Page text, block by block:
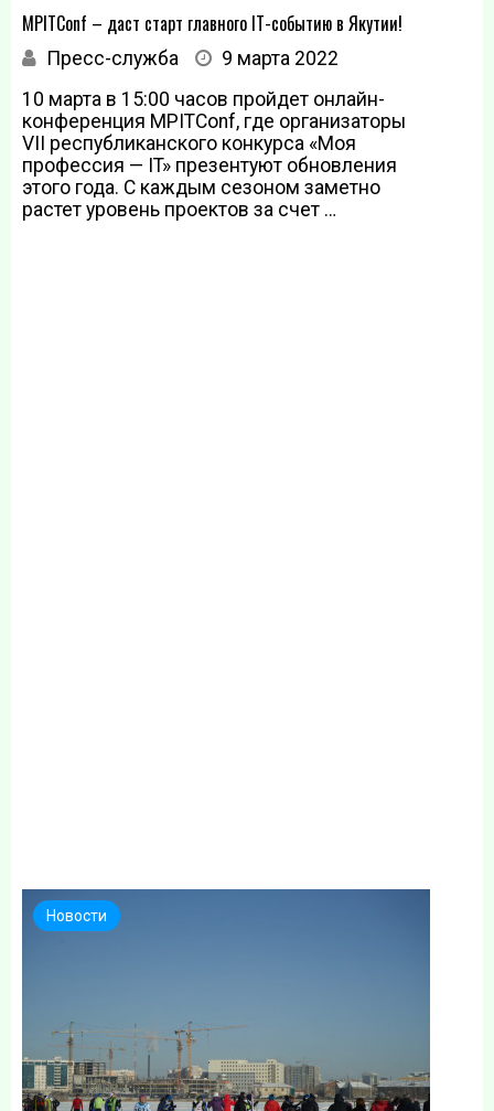
MPITConf – даст старт главного IT-событию в Якутии!
Пресс-служба
9 марта 2022
10 марта в 15:00 часов пройдет онлайн-
конференция MPITConf, где организаторы
VII республиканского конкурса «Моя
профессия — IT» презентуют обновления
этого года. С каждым сезоном заметно
растет уровень проектов за счет …
Новости